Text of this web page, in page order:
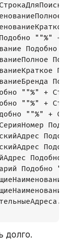
""%"
""%" +
""%" +
""%" +
Подобно
долго.